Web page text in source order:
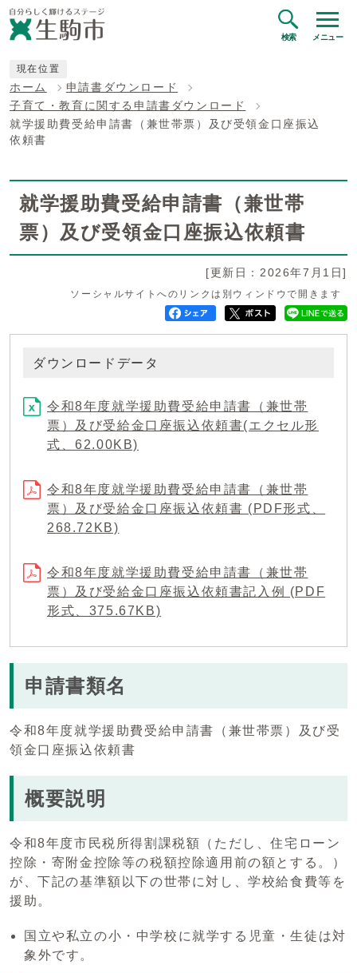
検索 メニュー
現在位置
ホーム
申請書ダウンロード
子育て・教育に関する申請書ダウンロード
就学援助費受給申請書（兼世帯票）及び受領金口座振込
依頼書
就学援助費受給申請書（兼世帯
票）及び受領金口座振込依頼書
[更新日：2026年7月1日]
ソーシャルサイトへのリンクは別ウィンドウで開きます
ダウンロードデータ
令和8年度就学援助費受給申請書（兼世帯
票）及び受給金口座振込依頼書(エクセル形
式、62.00KB)
令和8年度就学援助費受給申請書（兼世帯
票）及び受給金口座振込依頼書 (PDF形式、
268.72KB)
令和8年度就学援助費受給申請書（兼世帯
票）及び受給金口座振込依頼書記入例 (PDF
形式、375.67KB)
申請書類名
令和8年度就学援助費受給申請書（兼世帯票）及び受
領金口座振込依頼書
概要説明
令和8年度市民税所得割課税額（ただし、住宅ローン
控除・寄附金控除等の税額控除適用前の額とする。）
が、下記の基準額以下の世帯に対し、学校給食費等を
援助。
国立や私立の小・中学校に就学する児童・生徒は対
象外です。